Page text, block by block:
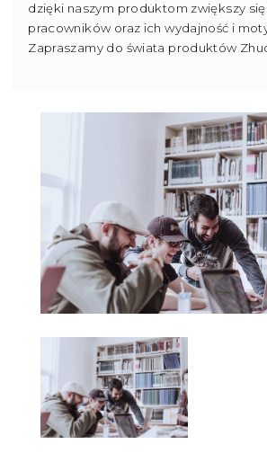
dzięki naszym produktom zwiększy
pracowników oraz ich wydajność i
Zapraszamy do świata produktów